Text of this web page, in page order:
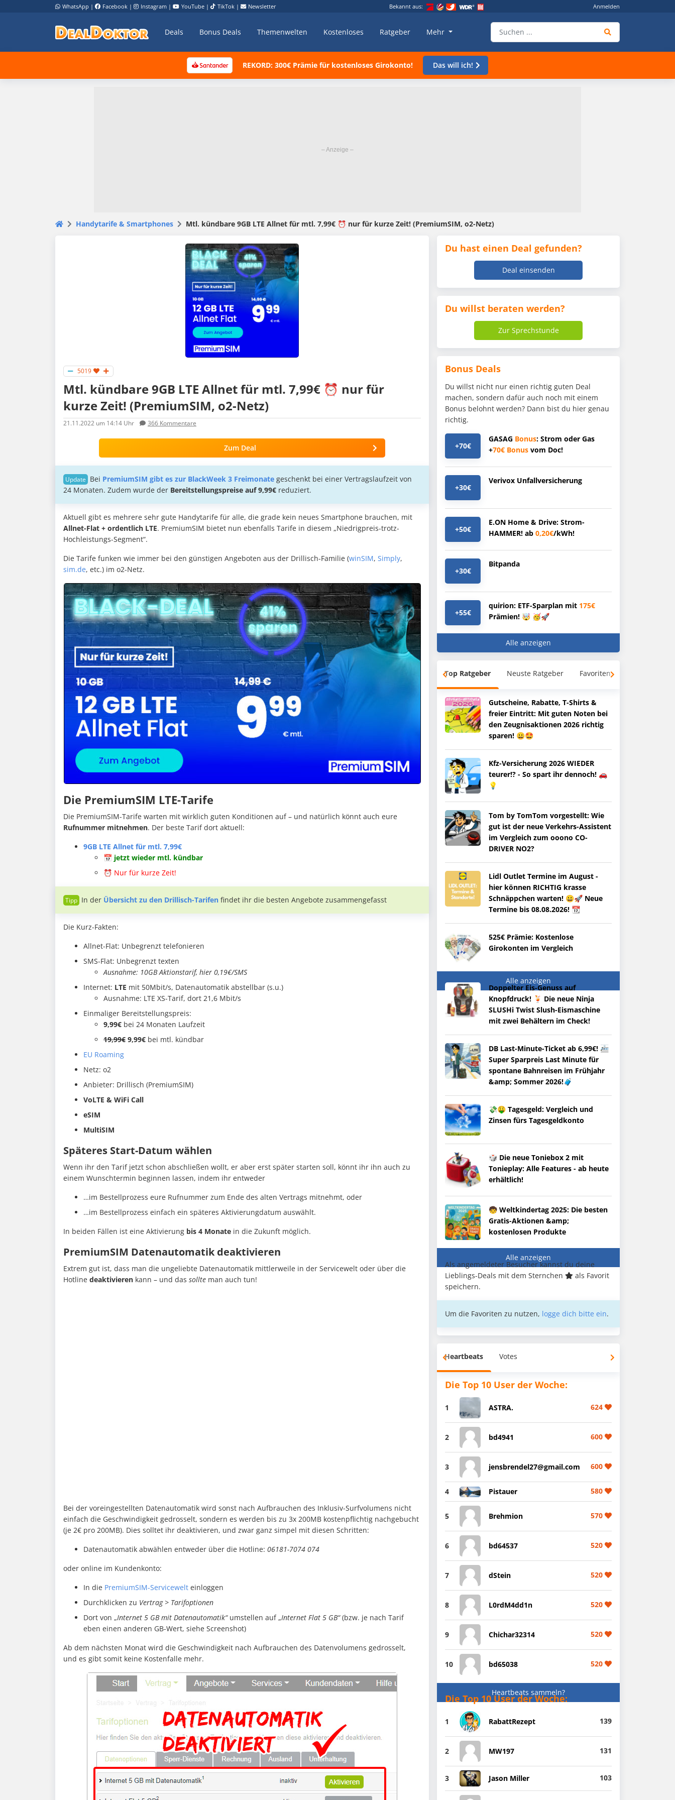
WhatsApp | Facebook | Instagram | YouTube | TikTok | Newsletter Bekannt aus: Anmelden
Deals Bonus Deals Themenwelten Kostenloses Ratgeber Mehr
REKORD: 300€ Prämie für kostenloses Girokonto! Das will ich!
Handytarife & Smartphones Mtl. kündbare 9GB LTE Allnet für mtl. 7,99€ ⏰ nur für kurze Zeit! (PremiumSIM, o2-Netz)
5019
Mtl. kündbare 9GB LTE Allnet für mtl. 7,99€ ⏰ nur für
kurze Zeit! (PremiumSIM, o2-Netz)
21.11.2022 um 14:14 Uhr 366 Kommentare
Zum Deal
Bei PremiumSIM gibt es zur BlackWeek 3 Freimonate geschenkt bei einer Vertragslaufzeit von
24 Monaten. Zudem wurde der Bereitstellungspreise auf 9,99€ reduziert.
Aktuell gibt es mehrere sehr gute Handytarife für alle, die grade kein neues Smartphone brauchen, mit
Allnet-Flat + ordentlich LTE. PremiumSIM bietet nun ebenfalls Tarife in diesem „Niedrigpreis-trotz-
Hochleistungs-Segment“.
Die Tarife funken wie immer bei den günstigen Angeboten aus der Drillisch-Familie (winSIM, Simply,
sim.de, etc.) im o2-Netz.
Die PremiumSIM LTE-Tarife
Die PremiumSIM-Tarife warten mit wirklich guten Konditionen auf – und natürlich könnt auch eure
Rufnummer mitnehmen. Der beste Tarif dort aktuell:
9GB LTE Allnet für mtl. 7,99€
📅 jetzt wieder mtl. kündbar
⏰ Nur für kurze Zeit!
In der Übersicht zu den Drillisch-Tarifen findet ihr die besten Angebote zusammengefasst
Die Kurz-Fakten:
Allnet-Flat: Unbegrenzt telefonieren
SMS-Flat: Unbegrenzt texten
Ausnahme: 10GB Aktionstarif, hier 0,19€/SMS
Internet: LTE mit 50Mbit/s, Datenautomatik abstellbar (s.u.)
Ausnahme: LTE XS-Tarif, dort 21,6 Mbit/s
Einmaliger Bereitstellungspreis:
9,99€ bei 24 Monaten Laufzeit
19,99€ 9,99€ bei mtl. kündbar
EU Roaming
Netz: o2
Anbieter: Drillisch (PremiumSIM)
VoLTE & WiFi Call
eSIM
MultiSIM
Späteres Start-Datum wählen
Wenn ihr den Tarif jetzt schon abschließen wollt, er aber erst später starten soll, könnt ihr ihn auch zu
einem Wunschtermin beginnen lassen, indem ihr entweder
…im Bestellprozess eure Rufnummer zum Ende des alten Vertrags mitnehmt, oder
…im Bestellprozess einfach ein späteres Aktivierungdatum auswählt.
In beiden Fällen ist eine Aktivierung bis 4 Monate in die Zukunft möglich.
PremiumSIM Datenautomatik deaktivieren
Extrem gut ist, dass man die ungeliebte Datenautomatik mittlerweile in der Servicewelt oder über die
Hotline deaktivieren kann – und das sollte man auch tun!
Bei der voreingestellten Datenautomatik wird sonst nach Aufbrauchen des Inklusiv-Surfvolumens nicht
einfach die Geschwindigkeit gedrosselt, sondern es werden bis zu 3x 200MB kostenpflichtig nachgebucht
(je 2€ pro 200MB). Dies solltet ihr deaktivieren, und zwar ganz simpel mit diesen Schritten:
Datenautomatik abwählen entweder über die Hotline: 06181-7074 074
oder online im Kundenkonto:
In die PremiumSIM-Servicewelt einloggen
Durchklicken zu Vertrag > Tarifoptionen
Dort von „Internet 5 GB mit Datenautomatik“umstellen auf „Internet Flat 5 GB“(bzw. je nach Tarif
eben einen anderen GB-Wert, siehe Screenshot)
Ab dem nächsten Monat wird die Geschwindigkeit nach Aufbrauchen des Datenvolumens gedrosselt,
und es gibt somit keine Kostenfalle mehr.
Du hast einen Deal gefunden?
Deal einsenden
Du willst beraten werden?
Zur Sprechstunde
Bonus Deals
Du willst nicht nur einen richtig guten Deal
machen, sondern dafür auch noch mit einem
Bonus belohnt werden? Dann bist du hier genau
richtig.
+70€
GASAG Bonus: Strom oder Gas
+70€ Bonus vom Doc!
+30€
Verivox Unfallversicherung
+50€
E.ON Home & Drive: Strom-
HAMMER! ab 0,20€/kWh!
+30€
Bitpanda
+55€
quirion: ETF-Sparplan mit 175€
Prämien! 🤯 🥳🚀
Alle anzeigen
Top Ratgeber Neuste Ratgeber Favoriten
Gutscheine, Rabatte, T-Shirts &
freier Eintritt: Mit guten Noten bei
den Zeugnisaktionen 2026 richtig
sparen! 😀🤩
Kfz-Versicherung 2026 WIEDER
teurer!? - So spart ihr dennoch! 🚗
💡
Tom by TomTom vorgestellt: Wie
gut ist der neue Verkehrs-Assistent
im Vergleich zum ooono CO-
DRIVER NO2?
Lidl Outlet Termine im August -
hier können RICHTIG krasse
Schnäppchen warten! 😀🚀 Neue
Termine bis 08.08.2026! 📆
525€ Prämie: Kostenlose
Girokonten im Vergleich
Alle anzeigen
Doppelter Eis-Genuss auf
Knopfdruck! 🍹 Die neue Ninja
SLUSHi Twist Slush-Eismaschine
mit zwei Behältern im Check!
DB Last-Minute-Ticket ab 6,99€! 🚈
Super Sparpreis Last Minute für
spontane Bahnreisen im Frühjahr
&amp; Sommer 2026!🧳
💸🤑 Tagesgeld: Vergleich und
Zinsen fürs Tagesgeldkonto
🎲 Die neue Toniebox 2 mit
Tonieplay: Alle Features - ab heute
erhältlich!
🧒 Weltkindertag 2025: Die besten
Gratis-Aktionen &amp;
kostenlosen Produkte
Alle anzeigen
Als angemeldeter Besucher kannst du deine
Lieblings-Deals mit dem Sternchen
als Favorit
speichern.
Um die Favoriten zu nutzen, logge dich bitte ein.
Heartbeats Votes
Die Top 10 User der Woche:
1 ASTRA. 624
2 bd4941 600
3 jensbrendel27@gmail.com 600
4 Pistauer 580
5 Brehmion 570
6 bd64537 520
7 dStein 520
8 L0rdM4dd1n 520
9 Chichar32314 520
10 bd65038 520
Heartbeats sammeln?
Die Top 10 User der Woche:
1 RabattRezept 139
2 MW197 131
3 Jason Miller 103